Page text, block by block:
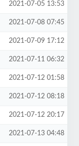
2021-07-05 13:53
2021-07-08 07:45
2021-07-09 17:12
2021-07-11 06:32
2021-07-12 01:58
2021-07-12 08:18
2021-07-12 20:17
2021-07-13 04:48